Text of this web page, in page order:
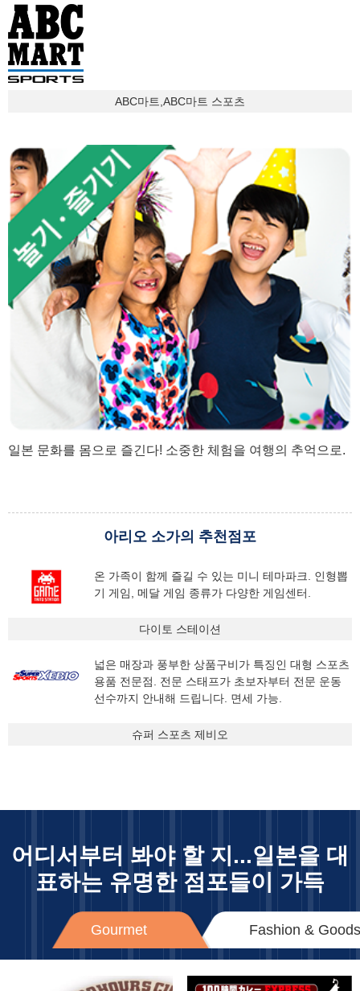
ABC마트,ABC마트 스포츠
일본 문화를 몸으로 즐긴다! 소중한 체험을 여행의 추억으로.
아리오 소가의 추천점포
온 가족이 함께 즐길 수 있는 미니 테마파크. 인형뽑
기 게임, 메달 게임 종류가 다양한 게임센터.
다이토 스테이션
넓은 매장과 풍부한 상품구비가 특징인 대형 스포츠
용품 전문점. 전문 스태프가 초보자부터 전문 운동
선수까지 안내해 드립니다. 면세 가능.
슈퍼 스포츠 제비오
어디서부터 봐야 할 지...일본을 대
표하는 유명한 점포들이 가득
Gourmet Fashion & Goods